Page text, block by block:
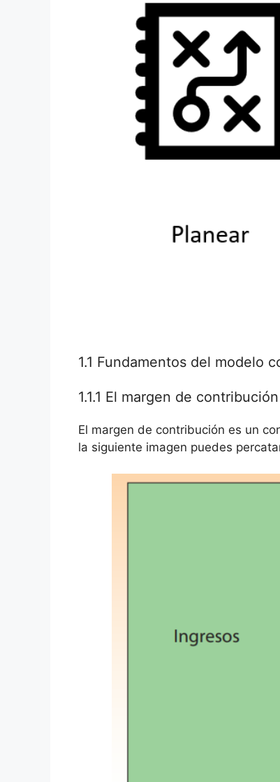
1.1 Fundamentos del modelo
1.1.1 El margen de contribución
El margen de contribución es un
la siguiente imagen puedes